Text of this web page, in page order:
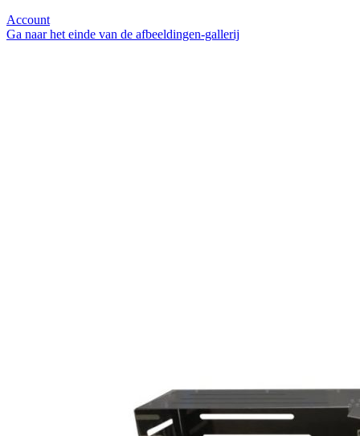
Account
Ga naar het einde van de afbeeldingen-gallerij